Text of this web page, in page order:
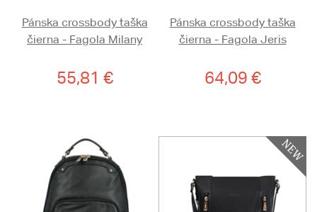
Pánska crossbody taška
čierna - Fagola Milany
55,81 €
Pánska crossbody taška
čierna - Fagola Jeris
64,09 €